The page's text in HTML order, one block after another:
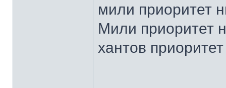
мили приоритет
Мили приоритет
хантов